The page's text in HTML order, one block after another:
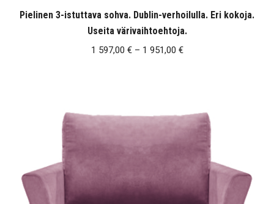
Pielinen 3-istuttava sohva. Dublin-verhoilulla. Eri kokoja.
Useita värivaihtoehtoja.
1 597,00 € – 1 951,00 €Hintaluokka:
1
951,00 €